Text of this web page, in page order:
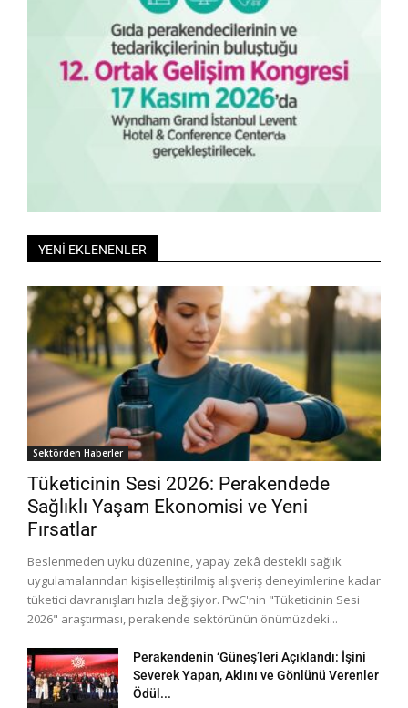
YENİ EKLENENLER
Sektörden Haberler
Tüketicinin Sesi 2026: Perakendede
Sağlıklı Yaşam Ekonomisi ve Yeni
Fırsatlar
Beslenmeden uyku düzenine, yapay zekâ destekli sağlık
uygulamalarından kişiselleştirilmiş alışveriş deneyimlerine kadar
tüketici davranışları hızla değişiyor. PwC'nin "Tüketicinin Sesi
2026" araştırması, perakende sektörünün önümüzdeki...
Perakendenin ‘Güneş’leri Açıklandı: İşini
Severek Yapan, Aklını ve Gönlünü Verenler
Ödül...